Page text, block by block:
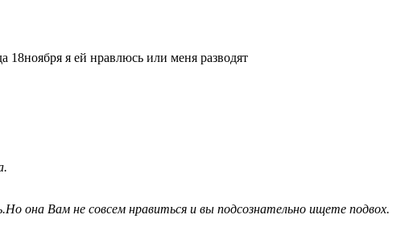
18ноября я ей нравлюсь или меня разводят
она Вам не совсем нравиться и вы подсознательно ищете подвох.